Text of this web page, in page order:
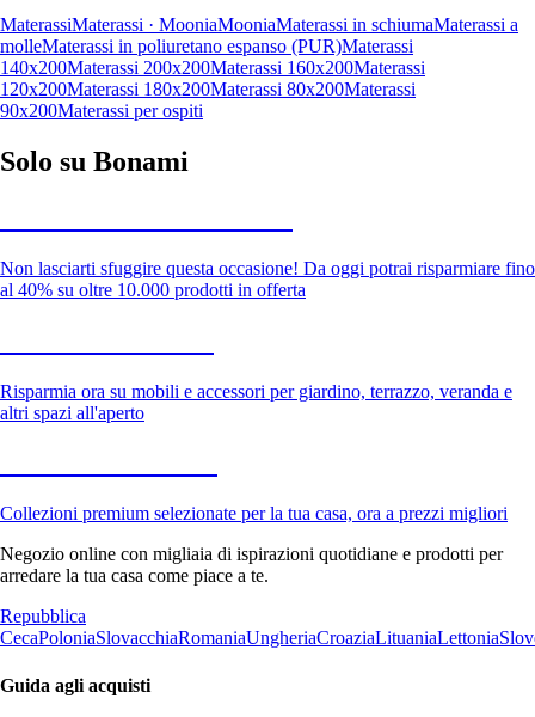
MaterassiMaterassi · MooniaMooniaMaterassi in schiumaMaterassi a
molleMaterassi in poliuretano espanso (PUR)Materassi
140x200Materassi 200x200Materassi 160x200Materassi
120x200Materassi 180x200Materassi 80x200Materassi
90x200Materassi per ospiti
Solo su Bonami
Non lasciarti sfuggire questa occasione! Da oggi potrai risparmiare fino
al 40% su oltre 10.000 prodotti in offerta
Risparmia ora su mobili e accessori per giardino, terrazzo, veranda e
altri spazi all'aperto
Collezioni premium selezionate per la tua casa, ora a prezzi migliori
Negozio online con migliaia di ispirazioni quotidiane e prodotti per
arredare la tua casa come piace a te.
Repubblica
CecaPoloniaSlovacchiaRomaniaUngheriaCroaziaLituaniaLettonia
Guida agli acquisti